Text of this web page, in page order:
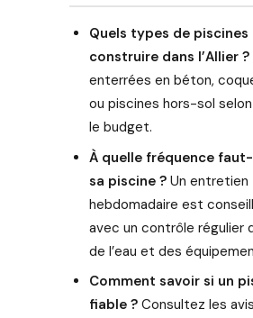
Quels types de
construire dans l’Allier ?
enterrées en béton,
ou piscines hors-sol
le budget.
À quelle fréquence
sa piscine ? Un entretien
hebdomadaire est
avec un contrôle régulier
de l’eau et des
Comment savoir si un
fiable ? Consultez les